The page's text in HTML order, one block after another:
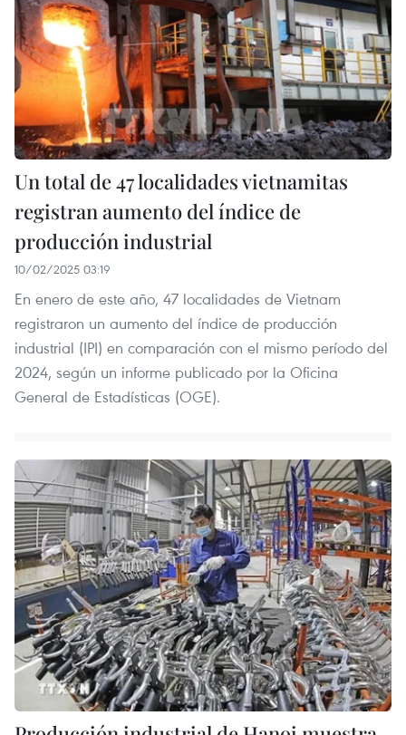
Un total de 47 localidades vietnamitas
registran aumento del índice de
producción industrial
10/02/2025 03:19
En enero de este año, 47 localidades de Vietnam
registraron un aumento del índice de producción
industrial (IPI) en comparación con el mismo período del
2024, según un informe publicado por la Oficina
General de Estadísticas (OGE).